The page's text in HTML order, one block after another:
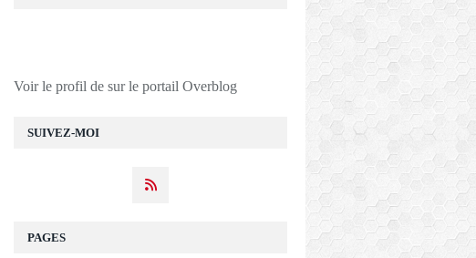
SUIVEZ-MOI
Voir le profil de sur le portail Overblog
PAGES